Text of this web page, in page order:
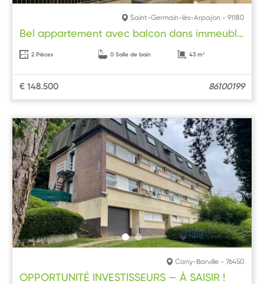
Saint-Germain-lès-Arpajon - 91180
Bel appartement avec balcon dans immeuble de standing
2 Pièces 0 Salle de bain 43 m²
€ 148.500 86100199
Cany-Barville - 76450
OPPORTUNITÉ INVESTISSEURS — À SAISIR !